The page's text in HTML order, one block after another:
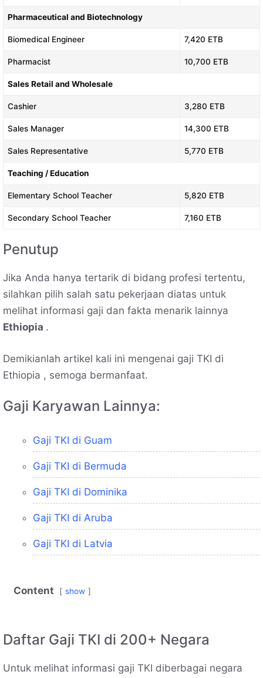
Pharmaceutical and Biotechnology
Biomedical Engineer 7,420 ETB
Pharmacist 10,700 ETB
Sales Retail and Wholesale
Cashier 3,280 ETB
Sales Manager 14,300 ETB
Sales Representative 5,770 ETB
Teaching / Education
Elementary School Teacher 5,820 ETB
Secondary School Teacher 7,160 ETB
Penutup
Jika Anda hanya tertarik di bidang profesi tertentu,
silahkan pilih salah satu pekerjaan diatas untuk
melihat informasi gaji dan fakta menarik lainnya
Ethiopia .
Demikianlah artikel kali ini mengenai gaji TKI di
Ethiopia , semoga bermanfaat.
Gaji Karyawan Lainnya:
Gaji TKI di Guam
Gaji TKI di Bermuda
Gaji TKI di Dominika
Gaji TKI di Aruba
Gaji TKI di Latvia
Content show
Daftar Gaji TKI di 200+ Negara
Untuk melihat informasi gaji TKI diberbagai negara